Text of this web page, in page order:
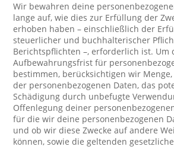
Wir bewahren deine
lange auf, wie dies zur Erfüllung der
erhoben haben – einschließlich der
steuerlicher und buchhalterischer
Berichtspflichten –, erforderlich ist. Um
Aufbewahrungsfrist für
bestimmen, berücksichtigen wir
der personenbezogenen Daten, das
Schädigung durch unbefugte
Offenlegung deiner
für die wir deine personenbezogenen
und ob wir diese Zwecke auf andere
können, sowie die geltenden